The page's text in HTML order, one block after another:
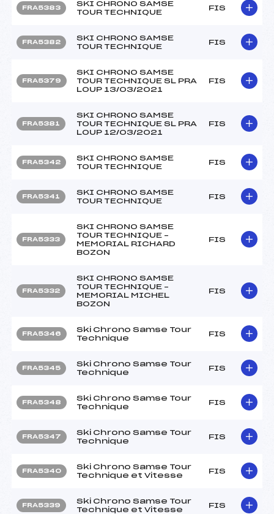
FRA5383
SKI CHRONO SAMSE
TOUR TECHNIQUE
FIS
FRA5382
SKI CHRONO SAMSE
TOUR TECHNIQUE
FIS
FRA5379
SKI CHRONO SAMSE
TOUR TECHNIQUE SL PRA
LOUP 13/03/2021
FIS
FRA5381
SKI CHRONO SAMSE
TOUR TECHNIQUE SL PRA
LOUP 12/03/2021
FIS
FRA5342
SKI CHRONO SAMSE
TOUR TECHNIQUE
FIS
FRA5341
SKI CHRONO SAMSE
TOUR TECHNIQUE
FIS
FRA5333
SKI CHRONO SAMSE
TOUR TECHNIQUE –
MEMORIAL RICHARD
BOZON
FIS
FRA5332
SKI CHRONO SAMSE
TOUR TECHNIQUE –
MEMORIAL MICHEL
BOZON
FIS
FRA5346
Ski Chrono Samse Tour
Technique
FIS
FRA5345
Ski Chrono Samse Tour
Technique
FIS
FRA5348
Ski Chrono Samse Tour
Technique
FIS
FRA5347
Ski Chrono Samse Tour
Technique
FIS
FRA5340
Ski Chrono Samse Tour
Technique et Vitesse
FIS
FRA5339
Ski Chrono Samse Tour
Technique et Vitesse
FIS